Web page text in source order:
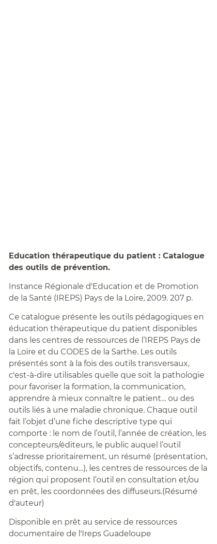
Education thérapeutique du patient : Catalogue
des outils de prévention.
Instance Régionale d'Education et de Promotion
de la Santé (IREPS) Pays de la Loire, 2009. 207 p.
Ce catalogue présente les outils pédagogiques en
éducation thérapeutique du patient disponibles
dans les centres de ressources de l’IREPS Pays de
la Loire et du CODES de la Sarthe. Les outils
présentés sont à la fois des outils transversaux,
c'est-à-dire utilisables quelle que soit la pathologie
pour favoriser la formation, la communication,
apprendre à mieux connaître le patient… ou des
outils liés à une maladie chronique. Chaque outil
fait l’objet d’une fiche descriptive type qui
comporte : le nom de l’outil, l’année de création, les
concepteurs/éditeurs, le public auquel l’outil
s’adresse prioritairement, un résumé (présentation,
objectifs, contenu…), les centres de ressources de la
région qui proposent l’outil en consultation et/ou
en prêt, les coordonnées des diffuseurs.(Résumé
d'auteur)
Disponible en prêt au service de ressources
documentaire de l'Ireps Guadeloupe